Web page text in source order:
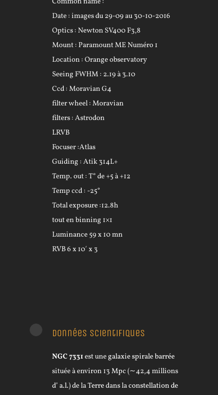
Date : images du 29-09 au 30-10-2016
Optics : Newton SV400 F3,8
Mount : Paramount ME Numéro 1
Location : Orange observatory
Seeing FWHM : 2.19 à 3.10
Ccd : Moravian G4
filter wheel : Moravian
filters : Astrodon
LRVB
Focuser :Atlas
Guiding : Atik 314L+
Temp. out : T° de +5 à +12
Temp ccd : -25°
Total exposure :12.8h
tout en binning 1×1
Luminance 59 x 10 mn
RVB 6 x 10′ x 3
Données scientifiques
NGC7331est unegalaxie spirale barrée
située à environ13Mpc(∼42,4 millions
d’a.l.)de laTerredans laconstellation de